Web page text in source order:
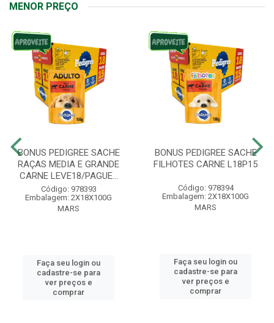
MENOR PREÇO
BONUS PEDIGREE SACHE
RAÇAS MEDIA E GRANDE
CARNE LEVE18/PAGUE...
Código: 978393
Embalagem: 2X18X100G
MARS
Faça seu login ou
cadastre-se para
ver preços e
comprar
BONUS PEDIGREE SACHE
FILHOTES CARNE L18P15
Código: 978394
Embalagem: 2X18X100G
MARS
Faça seu login ou
cadastre-se para
ver preços e
comprar